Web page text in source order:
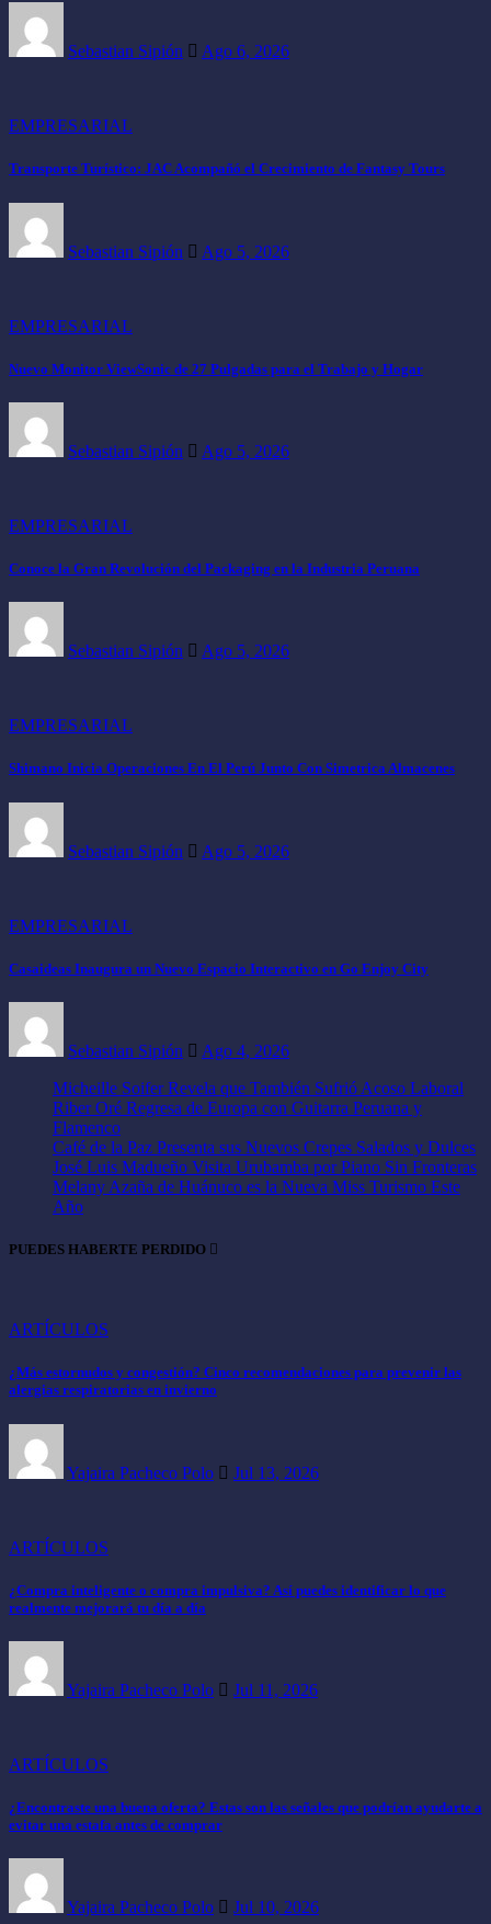
Sebastian Sipión Ago 6, 2026
EMPRESARIAL
Transporte Turístico: JAC Acompañó el Crecimiento de Fantasy Tours
Sebastian Sipión Ago 5, 2026
EMPRESARIAL
Nuevo Monitor ViewSonic de 27 Pulgadas para el Trabajo y Hogar
Sebastian Sipión Ago 5, 2026
EMPRESARIAL
Conoce la Gran Revolución del Packaging en la Industria Peruana
Sebastian Sipión Ago 5, 2026
EMPRESARIAL
Shimano Inicia Operaciones En El Perú Junto Con Simetrica Almacenes
Sebastian Sipión Ago 5, 2026
EMPRESARIAL
Casaideas Inaugura un Nuevo Espacio Interactivo en Go Enjoy City
Sebastian Sipión
Ago 4, 2026
Micheille Soifer Revela que También Sufrió Acoso Laboral
Riber Oré Regresa de Europa con Guitarra Peruana y
Flamenco
Café de la Paz Presenta sus Nuevos Crepes Salados y Dulces
José Luis Madueño Visita Urubamba por Piano Sin Fronteras
Melany Azaña de Huánuco es la Nueva Miss Turismo Este
Año
PUEDES HABERTE PERDIDO
ARTÍCULOS
¿Más estornudos y congestión? Cinco recomendaciones para prevenir las
alergias respiratorias en invierno
Yajaira Pacheco Polo Jul 13, 2026
ARTÍCULOS
¿Compra inteligente o compra impulsiva? Así puedes identificar lo que
realmente mejorará tu día a día
Yajaira Pacheco Polo Jul 11, 2026
ARTÍCULOS
¿Encontraste una buena oferta? Estas son las señales que podrían ayudarte a
evitar una estafa antes de comprar
Yajaira Pacheco Polo Jul 10, 2026